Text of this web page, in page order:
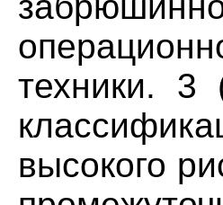
техники.
высокого